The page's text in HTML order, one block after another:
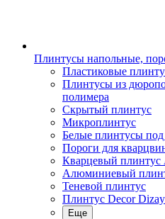
Плинтусы напольные,
Пластиковые
Плинтусы из
полимера
Скрытый плинтус
Микроплинтус
Белые плинтусы
Пороги для
Кварцевый плинтус
Алюминиевый
Теневой плинтус
Плинтус Decor
Еще